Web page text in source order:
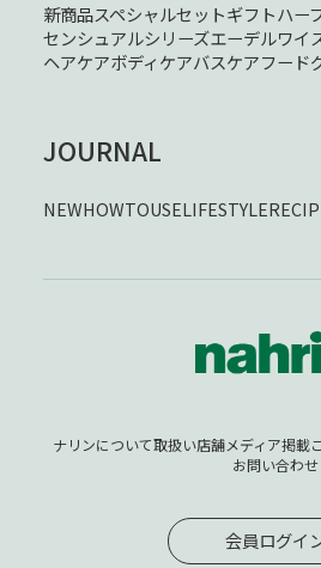
新商品スペシャルセットギフトハー
センシュアルシリーズエーデルワイ
ヘアケアボディケアバスケアフード
JOURNAL
NEWHOWTOUSELIFESTYLE
ナリンについて取扱い店舗メディア掲載
お問い合わせ
会員ログイ